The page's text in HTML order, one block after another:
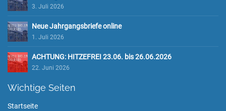
3. Juli 2026
Neue Jahrgangsbriefe online
1. Juli 2026
ACHTUNG: HITZEFREI 23.06. bis 26.06.2026
22. Juni 2026
Wichtige Seiten
Startseite